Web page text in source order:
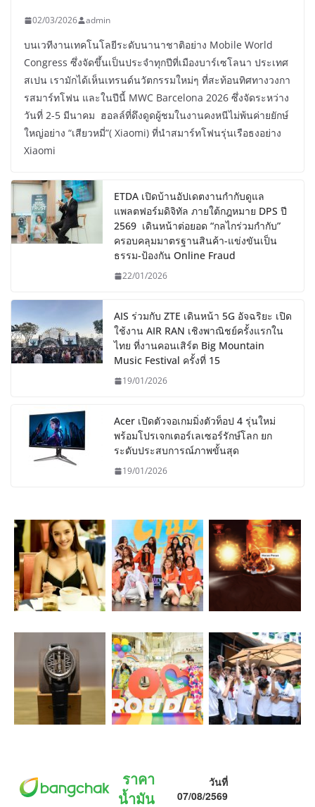
02/03/2026 admin
บนเวทีงานเทคโนโลยีระดับนานาชาติอย่าง Mobile World
Congress ซึ่งจัดขึ้นเป็นประจำทุกปีที่เมืองบาร์เซโลนา ประเทศ
สเปน เรามักได้เห็นเทรนด์นวัตกรรมใหม่ๆ ที่สะท้อนทิศทางวงกา
รสมาร์ทโฟน และในปีนี้ MWC Barcelona 2026 ซึ่งจัดระหว่าง
วันที่ 2-5 มีนาคม ฮอลล์ที่ดึงดูดผู้ชมในงานคงหนีไม่พ้นค่ายยักษ์
ใหญ่อย่าง “เสียวหมี่”( Xiaomi) ที่นำสมาร์ทโฟนรุ่นเรือธงอย่าง
Xiaomi
ETDA เปิดบ้านอัปเดตงานกำกับดูแล
แพลตฟอร์มดิจิทัล ภายใต้กฎหมาย DPS ปี
2569 เดินหน้าต่อยอด “กลไกร่วมกำกับ”
ครอบคลุมมาตรฐานสินค้า-แข่งขันเป็น
ธรรม-ป้องกัน Online Fraud
22/01/2026
AIS ร่วมกับ ZTE เดินหน้า 5G อัจฉริยะ เปิด
ใช้งาน AIR RAN เชิงพาณิชย์ครั้งแรกใน
ไทย ที่งานคอนเสิร์ต Big Mountain
Music Festival ครั้งที่ 15
19/01/2026
Acer เปิดตัวจอเกมมิ่งตัวท็อป 4 รุ่นใหม่
พร้อมโปรเจกเตอร์เลเซอร์รักษ์โลก ยก
ระดับประสบการณ์ภาพขั้นสุด
19/01/2026